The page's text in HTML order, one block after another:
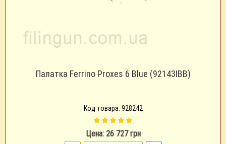
Палатка Ferrino Proxes 6 Blue (92143IBB)
Код товара: 928242
Цена: 26 727 грн